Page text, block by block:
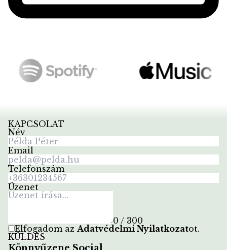
KAPCSOLAT
Név
Email
Telefonszám
Üzenet
0 / 300
Elfogadom az Adatvédelmi Nyilatkozatot.
KÜLDÉS